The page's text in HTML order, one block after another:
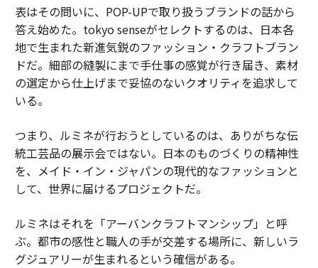
表はその問いに、POP-UPで取り扱うブランドの話から
答え始めた。tokyo senseがセレクトするのは、日本各
地で生まれた新進気鋭のファッション・クラフトブラン
ドだ。細部の縫製にまで手仕事の感覚が行き届き、素材
の選定から仕上げまで妥協のないクオリティを追求して
いる。
つまり、ルミネが行おうとしているのは、ありがちな伝
統工芸品の展示会ではない。日本のものづくりの精神性
を、メイド・イン・ジャパンの現代的なファッションと
して、世界に届けるプロジェクトだ。
ルミネはそれを「アーバンクラフトマンシップ」と呼
ぶ。都市の感性と職人の手が交差する場所に、新しいラ
グジュアリーが生まれるという確信がある。